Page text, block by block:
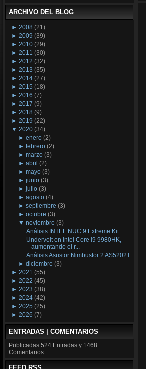
Wikipedia
ARCHIVO DEL BLOG
► 2008 (21)
► 2009 (39)
► 2010 (29)
► 2011 (30)
► 2012 (32)
► 2013 (35)
► 2014 (27)
► 2015 (18)
► 2016 (7)
► 2017 (9)
► 2018 (9)
► 2019 (22)
▼ 2020 (34)
►enero (2)
►febrero (2)
►marzo (3)
►abril (2)
►mayo (3)
►junio (3)
►julio (3)
►agosto (4)
►septiembre (3)
►octubre (3)
▼noviembre (3)
Análisis INTEL NUC 9 Extreme Kit
Undervolt en Intel Core i9 9980HK,
aumentando el r...
Análisis Asustor Nimbustor 2 AS5202T
►diciembre (3)
► 2021 (55)
► 2022 (45)
► 2023 (38)
► 2024 (42)
► 2025 (25)
► 2026 (7)
ENTRADAS | COMENTARIOS
Publicadas 524 Entradas y 1468
Comentarios
FEED RSS